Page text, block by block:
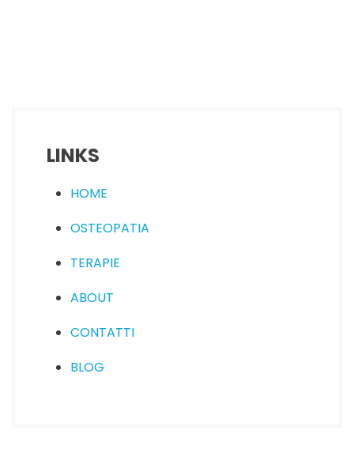
LINKS
HOME
OSTEOPATIA
TERAPIE
ABOUT
CONTATTI
BLOG